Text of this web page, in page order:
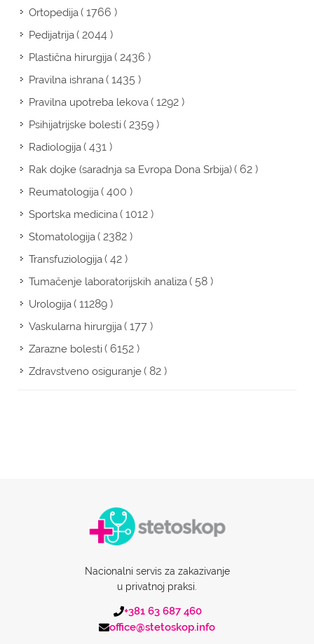
Ortopedija( 1766 )
Pedijatrija( 2044 )
Plastična hirurgija( 2436 )
Pravilna ishrana( 1435 )
Pravilna upotreba lekova( 1292 )
Psihijatrijske bolesti( 2359 )
Radiologija( 431 )
Rak dojke (saradnja sa Evropa Dona Srbija)( 62 )
Reumatologija( 400 )
Sportska medicina( 1012 )
Stomatologija( 2382 )
Transfuziologija( 42 )
Tumačenje laboratorijskih analiza( 58 )
Urologija( 11289 )
Vaskularna hirurgija( 177 )
Zarazne bolesti( 6152 )
Zdravstveno osiguranje( 82 )
Nacionalni servis za zakazivanje
u privatnoj praksi.
+381 63 687 460
office@stetoskop.info